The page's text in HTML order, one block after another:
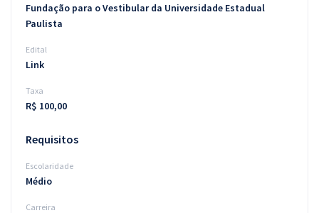
Fundação para o Vestibular da Universidade Estadual
Paulista
Edital
Link
Taxa
R$ 100,00
Requisitos
Escolaridade
Médio
Carreira